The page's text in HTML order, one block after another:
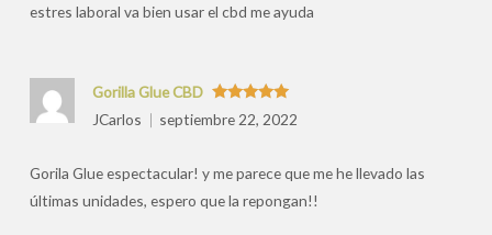
estres laboral va bien usar el cbd me ayuda
Valorado
con5de 5
Gorilla Glue CBD
JCarlos
septiembre 22, 2022
Gorila Glue espectacular! y me parece que me he llevado las
últimas unidades, espero que la repongan!!